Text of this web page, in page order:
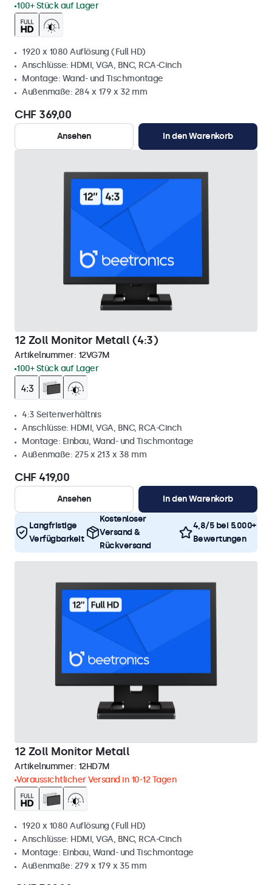
100+ Stück auf Lager
1920 x 1080 Auflösung (Full HD)
Anschlüsse: HDMI, VGA, BNC, RCA-Cinch
Montage: Wand- und Tischmontage
Außenmaße: 284 x 179 x 32 mm
CHF 369,00
Ansehen In den Warenkorb
12 Zoll Monitor Metall (4:3)
Artikelnummer: 12VG7M
100+ Stück auf Lager
4:3 Seitenverhältnis
Anschlüsse: HDMI, VGA, BNC, RCA-Cinch
Montage: Einbau, Wand- und Tischmontage
Außenmaße: 275 x 213 x 38 mm
CHF 419,00
Ansehen In den Warenkorb
Langfristige
Verfügbarkeit
Kostenloser
Versand &
Rückversand
4,8/5 bei 5.000+
Bewertungen
12 Zoll Monitor Metall
Artikelnummer: 12HD7M
Voraussichtlicher Versand in 10-12 Tagen
1920 x 1080 Auflösung (Full HD)
Anschlüsse: HDMI, VGA, BNC, RCA-Cinch
Montage: Einbau, Wand- und Tischmontage
Außenmaße: 279 x 179 x 35 mm